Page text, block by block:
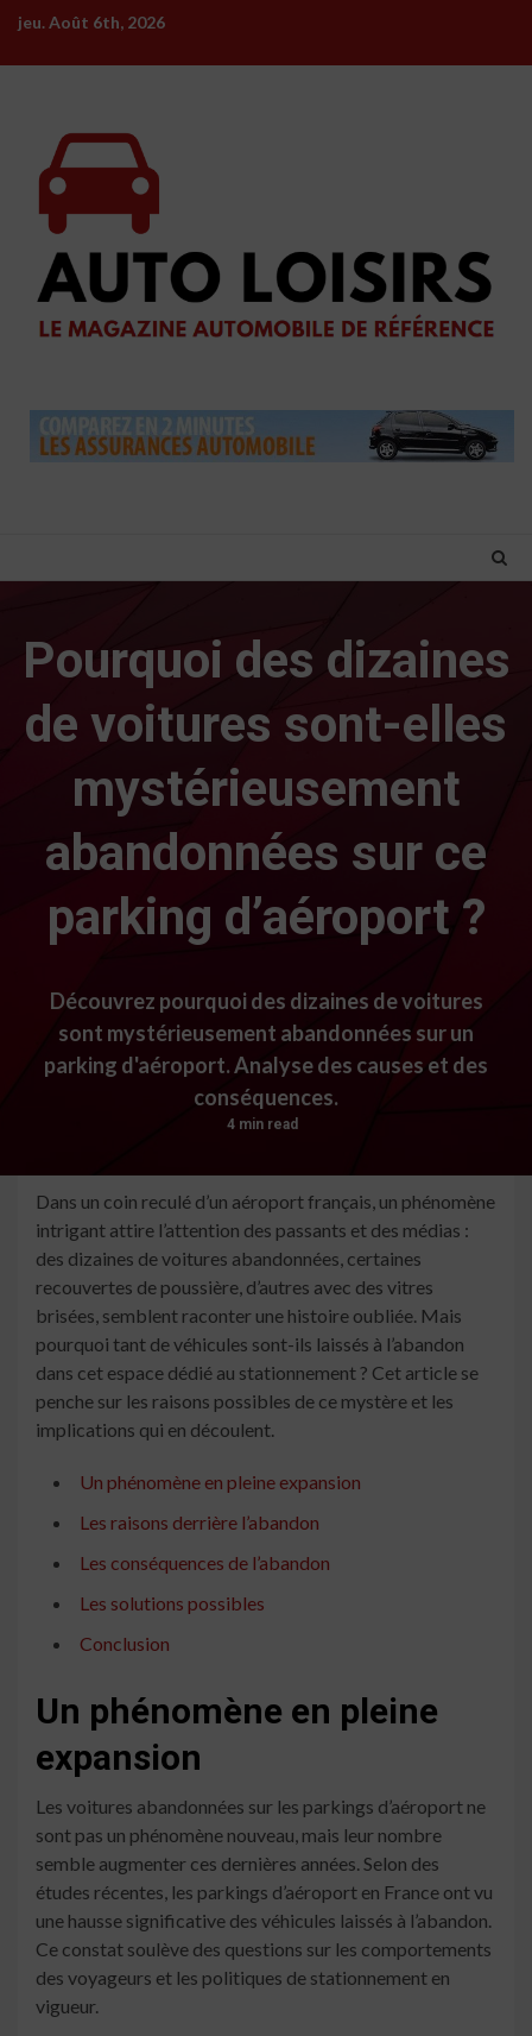
Skip
content
jeu. Août 6th, 2026
Pourquoi des dizaines
de voitures sont-elles
mystérieusement
abandonnées sur ce
parking d’aéroport ?
Découvrez pourquoi des dizaines de voitures
sont mystérieusement abandonnées sur un
parking d'aéroport. Analyse des causes et des
conséquences.
4 min read
Dans un coin reculé d’un aéroport français, un phénomène
intrigant attire l’attention des passants et des médias :
des dizaines de voitures abandonnées, certaines
recouvertes de poussière, d’autres avec des vitres
brisées, semblent raconter une histoire oubliée. Mais
pourquoi tant de véhicules sont-ils laissés à l’abandon
dans cet espace dédié au stationnement ? Cet article se
penche sur les raisons possibles de ce mystère et les
implications qui en découlent.
Un phénomène en pleine expansion
Les raisons derrière l’abandon
Les conséquences de l’abandon
Les solutions possibles
Conclusion
Un phénomène en pleine
expansion
Les voitures abandonnées sur les parkings d’aéroport ne
sont pas un phénomène nouveau, mais leur nombre
semble augmenter ces dernières années. Selon des
études récentes, les parkings d’aéroport en France ont vu
une hausse significative des véhicules laissés à l’abandon.
Ce constat soulève des questions sur les comportements
des voyageurs et les politiques de stationnement en
vigueur.